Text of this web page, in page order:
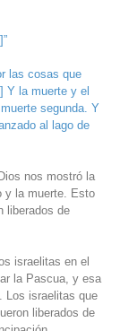
las cosas que
la muerte y el
segunda. Y
al lago de
nos mostró la
y la muerte. Esto
liberados de
israelitas en el
la Pascua, y esa
Los israelitas que
liberados de